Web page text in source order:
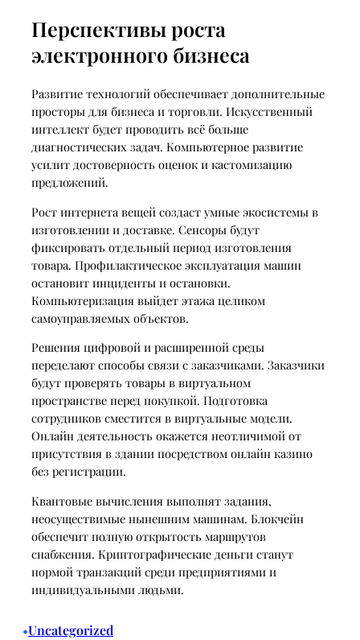
Перспективы роста
электронного бизнеса
Развитие технологий обеспечивает дополнительные
просторы для бизнеса и торговли. Искусственный
интеллект будет проводить всё больше
диагностических задач. Компьютерное развитие
усилит достоверность оценок и кастомизацию
предложений.
Рост интернета вещей создаст умные экосистемы в
изготовлении и доставке. Сенсоры будут
фиксировать отдельный период изготовления
товара. Профилактическое эксплуатация машин
остановит инциденты и остановки.
Компьютеризация выйдет этажа целиком
самоуправляемых объектов.
Решения цифровой и расширенной среды
переделают способы связи с заказчиками. Заказчики
будут проверять товары в виртуальном
пространстве перед покупкой. Подготовка
сотрудников сместится в виртуальные модели.
Онлайн деятельность окажется неотличимой от
присутствия в здании посредством онлайн казино
без регистрации.
Квантовые вычисления выполнят задания,
неосуществимые нынешним машинам. Блокчейн
обеспечит полную открытость маршрутов
снабжения. Криптографические деньги станут
нормой транзакций среди предприятиями и
индивидуальными людьми.
•Uncategorized